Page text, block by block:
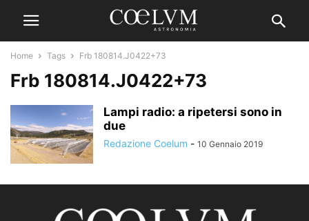
Home Tags Frb 180814.J0422+73
Frb 180814.J0422+73
Lampi radio: a ripetersi sono in
due
Redazione Coelum - 10 Gennaio 2019